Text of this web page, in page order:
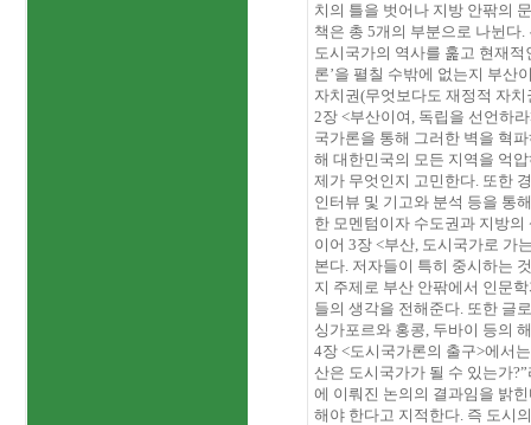
치의 틀을 벗어나 지방 안팎의
책은 총 5개의 부분으로 나뉜다.
도시국가의 역사를 훑고 현재적
론’을 펼칠 수밖에 없는지 부산
자치권(무엇보다도 재정적 자치
2장 <부산이여 , 독립을 선언하라
국가론을 통해 그러한 벽을 혁
해 대한민국의 모든 지역을 억
제가 무엇인지 고민한다. 또한
인터뷰 및 기고와 분석 등을 통
한 모멘텀이자 수도권과 지방의
이어 3장 <부산, 도시국가로 가
본다. 저자들이 특히 중시하는
지 주제로 부산 안팎에서 인문
들의 생각을 전해준다. 또한 글
싱가포르와 홍콩, 두바이 등의
4장 <도시국가론의 출구>에서
산은 도시국가가 될 수 있는가?
에 이뤄진 논의의 결과임을 밝
해야 한다고 지적한다. 즉 도시